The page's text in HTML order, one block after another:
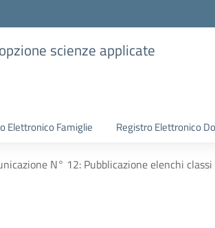
scienze applicate
Elettronico Famiglie Registro Elettronico
N° 12: Pubblicazione elenchi